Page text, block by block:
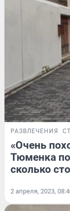
РАЗВЛЕЧЕНИЯ
«Очень
Тюменка
сколько
2 апреля, 2023,